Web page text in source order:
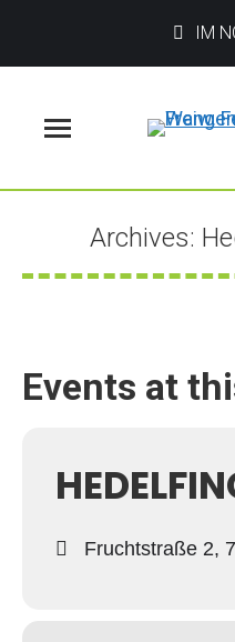
IM
Archives:
Events at
Fruchtstraße 2,